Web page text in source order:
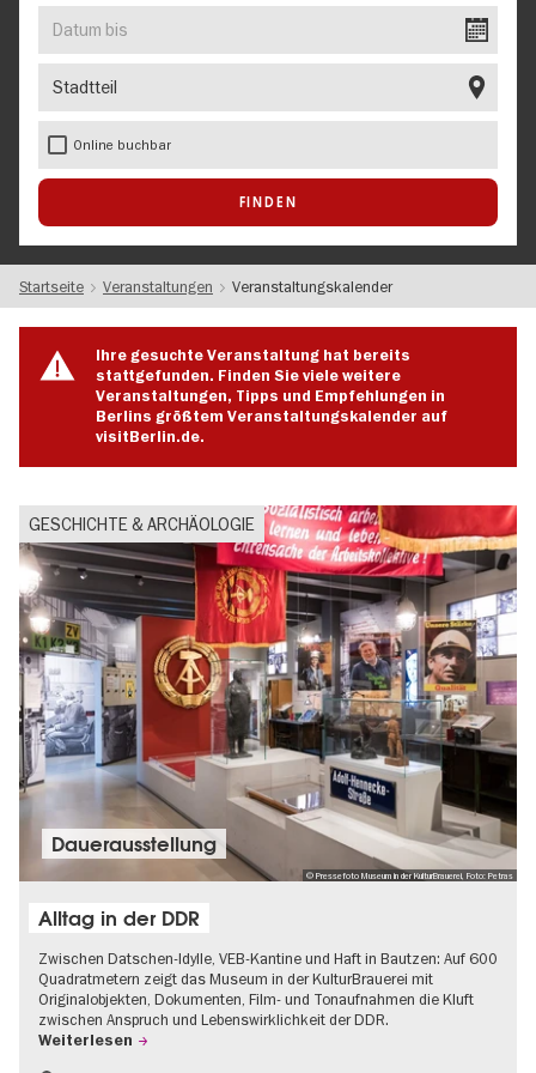
bis
Online buchbar
Startseite Veranstaltungen Veranstaltungskalender
Ihre gesuchte Veranstaltung hat bereits
stattgefunden. Finden Sie viele weitere
Veranstaltungen, Tipps und Empfehlungen in
Berlins größtem Veranstaltungskalender auf
visitBerlin.de.
GESCHICHTE & ARCHÄOLOGIE
© Pressefoto Museum in der KulturBrauerei, Foto: Petras
Dauer­aus­stel­lung
Alltag in der DDR
Zwischen Datschen-Idylle, VEB-Kantine und Haft in Bautzen: Auf 600
Quadratmetern zeigt das Museum in der KulturBrauerei mit
Originalobjekten, Dokumenten, Film- und Tonaufnahmen die Kluft
zwischen Anspruch und Lebenswirklichkeit der DDR.
Weiterlesen